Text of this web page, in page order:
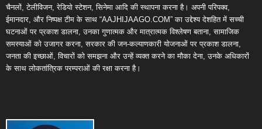
चैनलों, टेलीविजन, रेडियो स्टेशन, सिनेमा आदि की स्थापना करना है। अपनी परिपक्व,
ईमानदार, और निष्पक्ष टीम के साथ “AAJHIJAAGO.COM” का उद्देश्य देशहित में सच्ची
घटनाओं पर प्रकाश डालना, उनका गुणात्मक और मात्रात्मक विश्लेषण बताना, सामाजिक
समस्याओं को उजागर करना, सरकार की जन-कल्याणकारी योजनाओं पर प्रकाश डालना,
जनता की इच्छाओं, विचारों को समझना और उन्हें व्यक्त करने का मौका देना, उनके अधिकारों
के साथ लोकतांत्रिक परम्पराओं की रक्षा करना है।